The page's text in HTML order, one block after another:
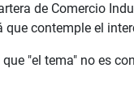
de Comercio
que contemple el
"el tema" no es